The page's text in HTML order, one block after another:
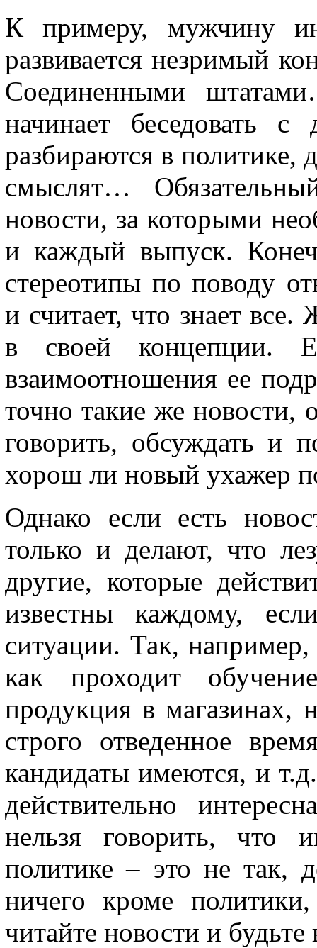
К примеру, мужчину
развивается незримый
Соединенными
начинает беседовать
разбираются в политике,
смыслят…
новости, за которыми
и каждый выпуск.
стереотипы по поводу
и считает, что знает
в своей концепции.
взаимоотношения ее
точно такие же новости,
говорить, обсуждать и
хорош ли новый ухажер
Однако если есть
только и делают, что
другие, которые
известны каждому,
ситуации. Так,
как проходит
продукция в магазинах,
строго отведенное
кандидаты имеются, и
действительно
нельзя говорить, что
политике – это не так,
ничего кроме
читайте новости и